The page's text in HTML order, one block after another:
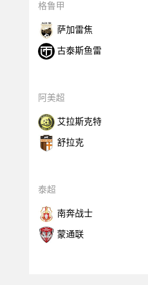
格鲁甲
萨加雷焦
古泰斯鱼雷
阿美超
艾拉斯克特
舒拉克
泰超
南奔战士
蒙通联